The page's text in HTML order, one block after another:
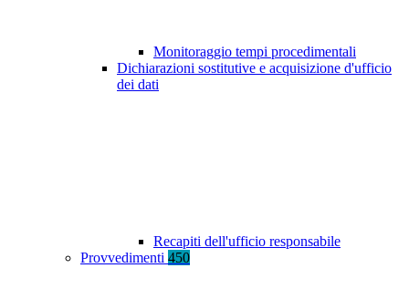
Monitoraggio tempi procedimentali
Dichiarazioni sostitutive e acquisizione d'ufficio
dei dati
Recapiti dell'ufficio responsabile
Provvedimenti 450